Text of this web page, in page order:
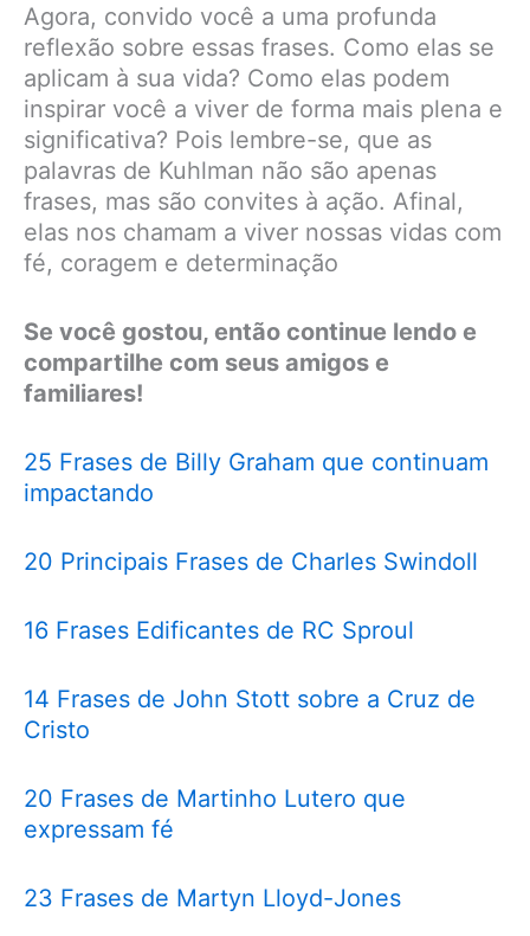
Agora, convido você a uma profunda
reflexão sobre essas frases. Como elas se
aplicam à sua vida? Como elas podem
inspirar você a viver de forma mais plena e
significativa? Pois lembre-se, que as
palavras de Kuhlman não são apenas
frases, mas são convites à ação. Afinal,
elas nos chamam a viver nossas vidas com
fé, coragem e determinação
Se você gostou, então continue lendo e
compartilhe com seus amigos e
familiares!
25 Frases de Billy Graham que continuam
impactando
20 Principais Frases de Charles Swindoll
16 Frases Edificantes de RC Sproul
14 Frases de John Stott sobre a Cruz de
Cristo
20 Frases de Martinho Lutero que
expressam fé
23 Frases de Martyn Lloyd-Jones